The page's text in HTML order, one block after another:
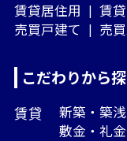
賃貸居住用 賃
売買戸建て
売
こだわりから
賃貸 新築・築浅
敷金・礼